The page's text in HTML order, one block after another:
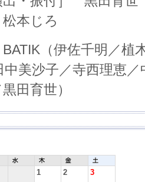
本じろ
（伊佐千明／植
美沙子／寺西理恵
田育世）
1 2 3